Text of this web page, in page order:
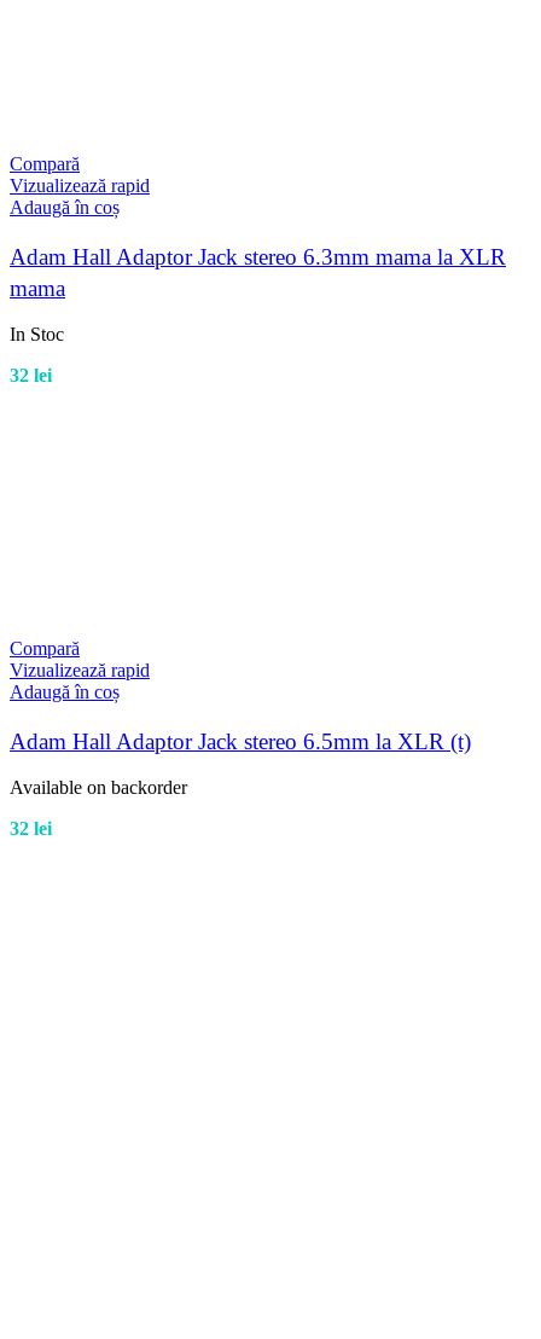
Compară
Vizualizează rapid
Adaugă în coș
Adam Hall Adaptor Jack stereo 6.3mm mama la XLR
mama
In Stoc
32 lei
Compară
Vizualizează rapid
Adaugă în coș
Adam Hall Adaptor Jack stereo 6.5mm la XLR (t)
Available on backorder
32 lei